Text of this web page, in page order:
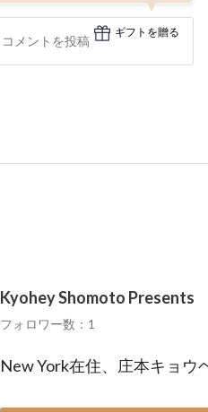
ギフトを贈る
Kyohey Shomoto Presents
フォロワー数：1
New York在住、庄本キョウ